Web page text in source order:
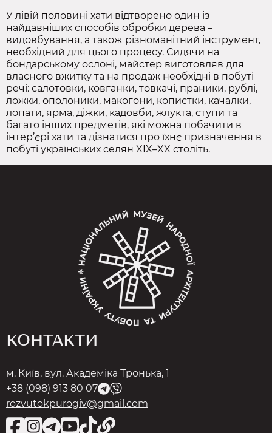
У лівій половині хати відтворено один із
найдавніших способів обробки дерева –
видовбування, а також різноманітний інструмент,
необхідний для цього процесу. Сидячи на
бондарському ослоні, майстер виготовляв для
власного вжитку та на продаж необхідні в побуті
речі: салотовки, ковганки, товкачі, праники, рублі,
ложки, ополоники, макогони, копистки, качалки,
лопати, ярма, діжки, кадовби, жлукта, ступи та
багато інших предметів, які можна побачити в
інтер’єрі хати та дізнатися про їхнє призначення в
побуті українських селян XIX–XX століть.
КОНТАКТИ
м. Київ, вул. Академіка Тронька, 1
+38 (098) 913 80 07
rozvutokpurogiv@gmail.com